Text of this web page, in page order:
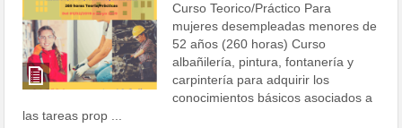
Curso Teorico/Práctico Para
mujeres desempleadas menores de
52 años (260 horas) Curso
albañilería, pintura, fontanería y
carpintería para adquirir los
conocimientos básicos asociados a
las tareas prop ...